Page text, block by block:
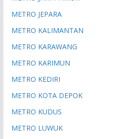
METRO JEPARA
METRO KALIMANTAN
METRO KARAWANG
METRO KARIMUN
METRO KEDIRI
METRO KOTA DEPOK
METRO KUDUS
METRO LUWUK